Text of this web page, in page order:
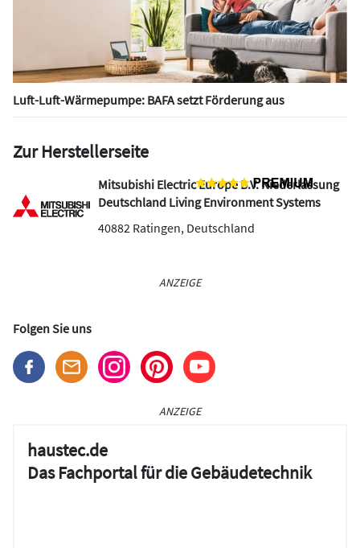
Luft-Luft-Wärmepumpe: BAFA setzt Förderung aus
Zur Herstellerseite
Mitsubishi Electric Europe B.V. Niederlassung
Deutschland Living Environment Systems
40882 Ratingen, Deutschland
ANZEIGE
Folgen Sie uns
ANZEIGE
haustec.de
Das Fachportal für die Gebäudetechnik